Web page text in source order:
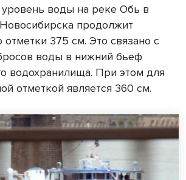
воды на реке Обь в
продолжит
отметки 375 см. Это связано с
воды в нижний бьеф
водохранилища. При этом для
отметкой является 360 см.